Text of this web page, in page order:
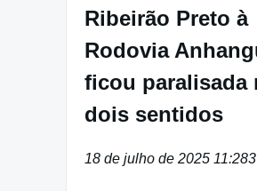
Ribeirão Preto à
Rodovia
ficou paralisada
dois sentidos
18 de julho de 2025 11:283